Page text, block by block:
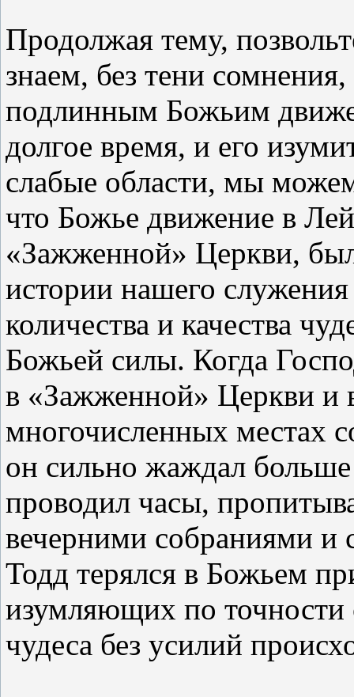
Продолжая тему,
знаем, без тени
подлинным Божьим
долгое время, и его
слабые области, мы
что Божье движение в
«Зажженной» Церкви,
истории нашего
количества и качества
Божьей силы. Когда
в «Зажженной» Церкви и
многочисленных местах
он сильно жаждал
проводил часы,
вечерними собраниями и
Тодд терялся в Божьем
изумляющих по точности
чудеса без усилий